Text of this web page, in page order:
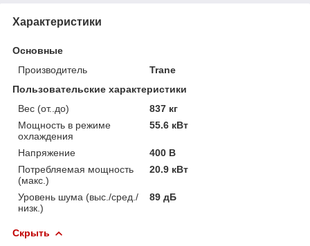
Характеристики
Основные
Производитель
Trane
Пользовательские характеристики
Вес (от..до)
837 кг
Мощность в режиме
охлаждения
55.6 кВт
Напряжение
400 В
Потребляемая мощность
(макс.)
20.9 кВт
Уровень шума (выс./сред./
низк.)
89 дБ
Скрыть